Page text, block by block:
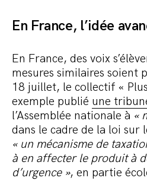
En France, l’idée
En France, des voix
mesures similaires soient
18 juillet, le collectif «
exemple publié une
l’Assemblée nationale à «
dans le cadre de la loi sur
« un mécanisme de
à en affecter le produit à
d’urgence », en partie